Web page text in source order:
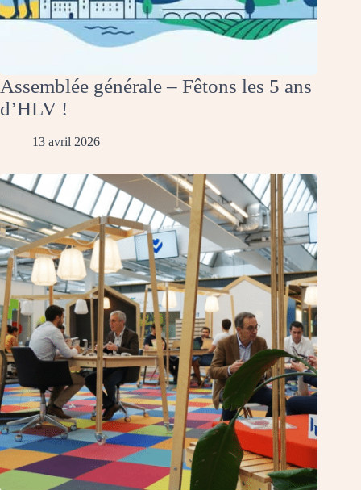
Assemblée générale – Fêtons les 5 ans
d’HLV !
13 avril 2026